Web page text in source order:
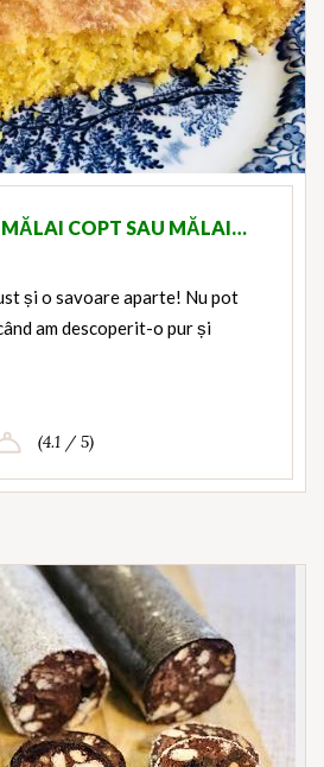
COPT SAU MĂLAI…
și o savoare aparte! Nu pot
am descoperit-o pur și
(4.1 / 5)